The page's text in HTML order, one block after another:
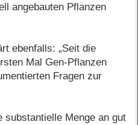
angebauten Pflanzen
ebenfalls: „Seit die
Mal Gen-Pflanzen
Fragen zur
Menge an gut